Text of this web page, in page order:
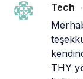
Tech •
THY